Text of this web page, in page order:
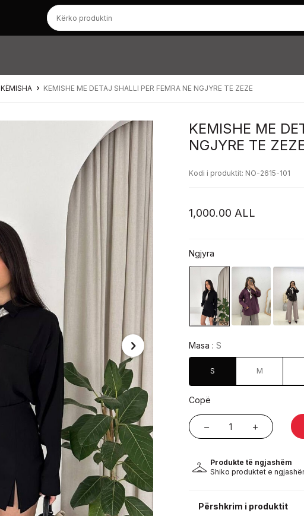
KËMISHA KEMISHE ME DETAJ SHALLI PER FEMRA NE NGJYRE TE ZEZE
KEMISHE ME
NGJYRE TE
Kodi i produktit: NO-2615-101
1,000.00 ALL
Ngjyra
Masa : S
S M
Copë
Produkte të ngjashëm
Shiko produktet e
Përshkrim i produktit